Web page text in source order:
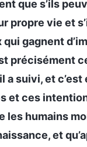
que s’ils
propre vie et
gagnent
précisément
suivi, et
et ces
les humains
et